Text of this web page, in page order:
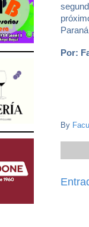
Por:
By